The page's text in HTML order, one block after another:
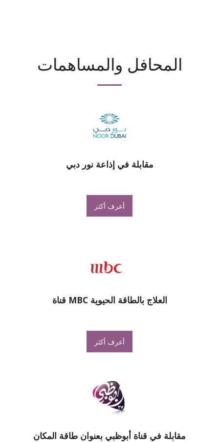
المحافل والمساهمات
مقابلة في إذاعة نور دبي
أعرف أكثر
العلاج بالطاقة الحيوية MBC قناة
أعرف أكثر
مقابلة في قناة أبوظبي بعنوان طاقة المكان